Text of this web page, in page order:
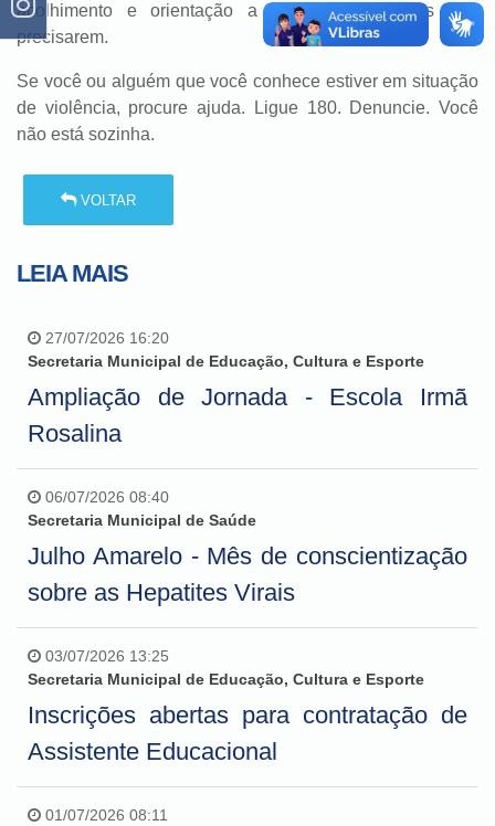
acolhimento e orientação a todas as mulheres que
precisarem.
Se você ou alguém que você conhece estiver em situação
de violência, procure ajuda. Ligue 180. Denuncie. Você
não está sozinha.
VOLTAR
LEIA MAIS
27/07/2026 16:20
Secretaria Municipal de Educação, Cultura e Esporte
Ampliação de Jornada - Escola Irmã
Rosalina
06/07/2026 08:40
Secretaria Municipal de Saúde
Julho Amarelo - Mês de conscientização
sobre as Hepatites Virais
03/07/2026 13:25
Secretaria Municipal de Educação, Cultura e Esporte
Inscrições abertas para contratação de
Assistente Educacional
01/07/2026 08:11